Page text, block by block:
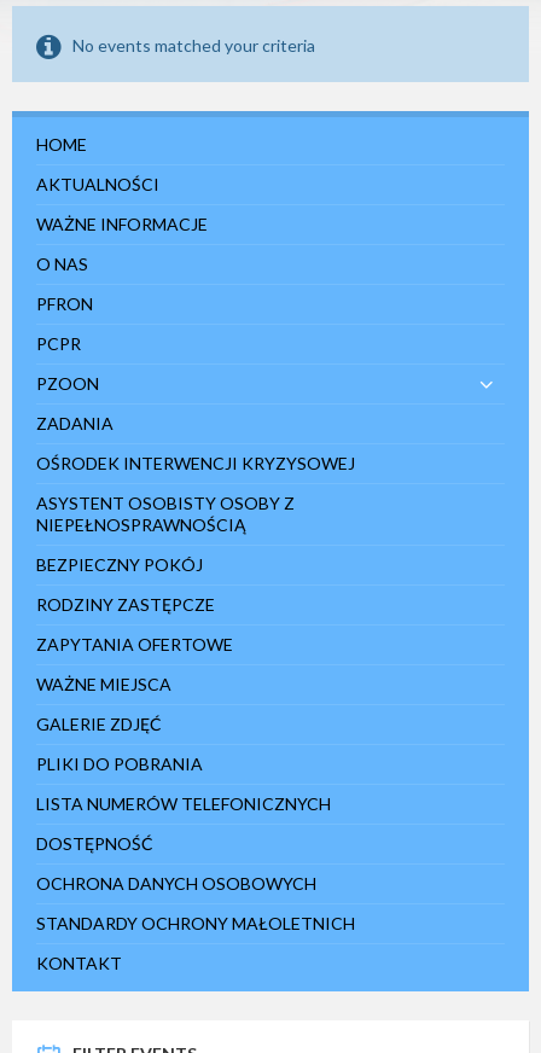
No events matched your criteria
HOME
AKTUALNOŚCI
WAŻNE INFORMACJE
O NAS
PFRON
PCPR
PZOON
ZADANIA
OŚRODEK INTERWENCJI KRYZYSOWEJ
ASYSTENT OSOBISTY OSOBY Z
NIEPEŁNOSPRAWNOŚCIĄ
BEZPIECZNY POKÓJ
RODZINY ZASTĘPCZE
ZAPYTANIA OFERTOWE
WAŻNE MIEJSCA
GALERIE ZDJĘĆ
PLIKI DO POBRANIA
LISTA NUMERÓW TELEFONICZNYCH
DOSTĘPNOŚĆ
OCHRONA DANYCH OSOBOWYCH
STANDARDY OCHRONY MAŁOLETNICH
KONTAKT